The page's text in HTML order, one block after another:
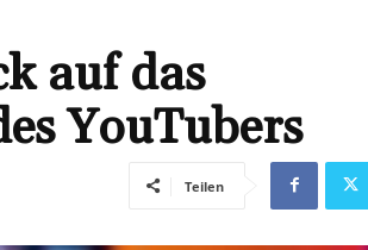
auf das
YouTubers
Teilen